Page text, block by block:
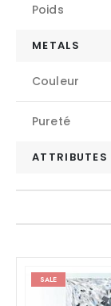
Poids
METALS
Couleur
Pureté
ATTRIBUTES
SALE